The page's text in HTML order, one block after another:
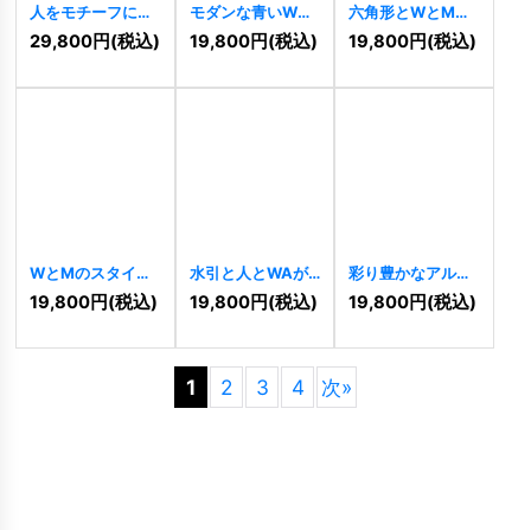
人をモチーフにし
た「W」のロゴ
8221 ]
29,800円(税込)
モダンな青いWの
ロゴ[8090]
19,800円(税込)
六角形とWとMの
ロゴ[7990]
19,800円(税込)
WとMのスタイリ
ッシュなロゴ
7989
19,800円(税込)
水引と人とWAが
織りなす結束のロ
ゴ [ 7978]
19,800円(税込)
彩り豊かなアルフ
ァベットのロゴ
7949 ]
19,800円(税込)
1 2 3 4 次»